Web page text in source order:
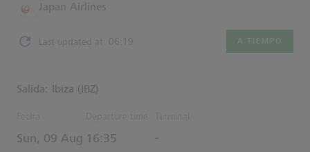
Japan Airlines
Last updated at: 06:19 A TIEMPO
Salida: Ibiza (IBZ)
Sun, 09 Aug Estimated Hora
16:35 -